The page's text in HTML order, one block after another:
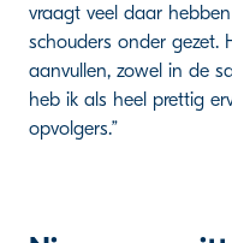
vraagt veel daar
schouders onder gezet.
aanvullen, zowel in de
heb ik als heel prettig
opvolgers.”